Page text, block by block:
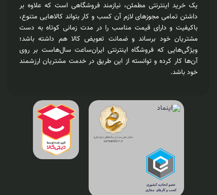
یک خرید اینترنتی مطمئن، نیازمند فروشگاهی است که علاوه بر
داشتن تمامی مجوزهای لازم آن کسب و کار بتواند کالاهایی متنوع،
باکیفیت و دارای قیمت مناسب را در مدت زمانی کوتاه به دست
مشتریان خود برساند و ضمانت تعویض کالا هم داشته باشد؛
ویژگی‌هایی که فروشگاه اینترنتی ایران‌ساعت سال‌هاست بر روی
آن‌ها کار کرده و توانسته از این طریق در خدمت مشتریان ارزشمند
خود باشد.